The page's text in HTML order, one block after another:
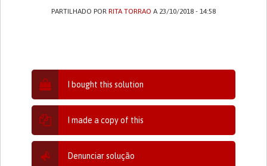
PARTILHADO POR RITA TORRAO A 23/10/2018 - 14:58
I bought this solution
I made a copy of this
Denunciar solução